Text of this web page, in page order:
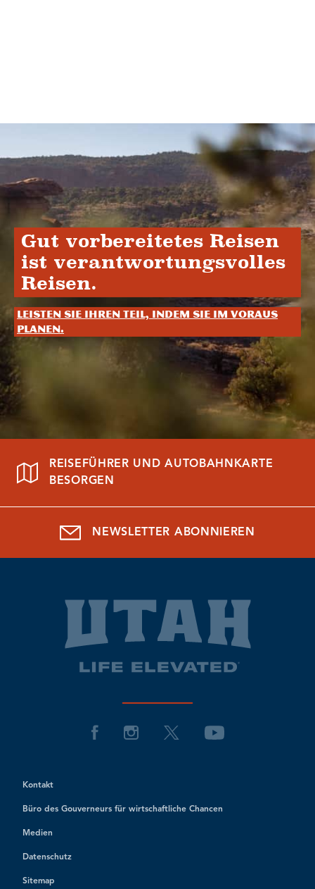
Gut vorbereitetes Reisen
ist verantwortungsvolles
Reisen.
Leisten Sie Ihren Teil, indem Sie im Voraus
planen.
REISEFÜHRER UND AUTOBAHNKARTE
BESORGEN
NEWSLETTER ABONNIEREN
Kontakt
Büro des Gouverneurs für wirtschaftliche Chancen
Medien
Datenschutz
Sitemap